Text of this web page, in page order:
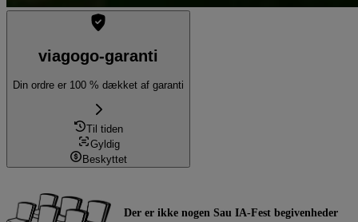
viagogo-garanti
Din ordre er 100 % dækket af garanti
Til tiden
Gyldig
Beskyttet
Der er ikke nogen Sau IA-Fest begivenheder